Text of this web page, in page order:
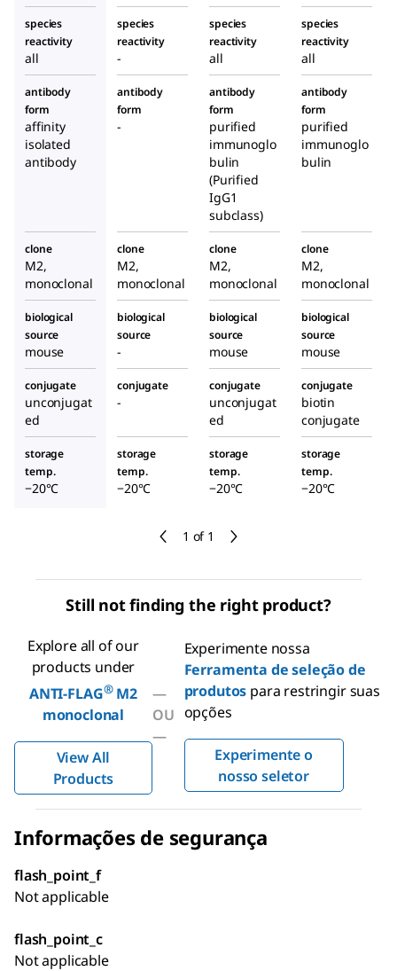
1 of 1
species
reactivity
all
species
reactivity
-
species
reactivity
all
species
reactivity
all
antibody
form
affinity
isolated
antibody
antibody
form
-
antibody
form
purified
immunoglo
bulin
(Purified
IgG1
subclass)
antibody
form
purified
immunoglo
bulin
clone
M2,
monoclonal
clone
M2,
monoclonal
clone
M2,
monoclonal
clone
M2,
monoclonal
biological
source
mouse
biological
source
-
biological
source
mouse
biological
source
mouse
conjugate
unconjugat
ed
conjugate
-
conjugate
unconjugat
ed
conjugate
biotin
conjugate
storage
temp.
−20°C
storage
temp.
−20°C
storage
temp.
−20°C
storage
temp.
−20°C
Still not finding the right product?
Explore all of our
products under
ANTI-FLAG®M2
monoclonal
View All
Products
—
OU
—
Experimente nossa
Ferramenta de seleção de
produtos para restringir suas
opções
Experimente o
nosso seletor
Informações de segurança
flash_point_f
Not applicable
flash_point_c
Not applicable